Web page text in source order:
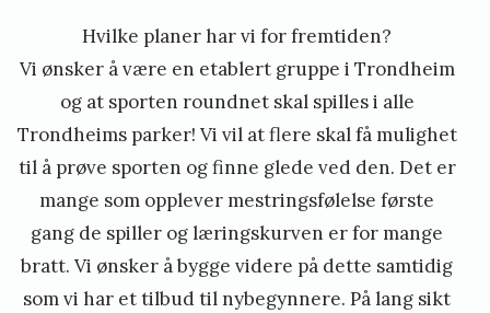
Hvilke planer har vi for fremtiden?
Vi ønsker å være en etablert gruppe i Trondheim
og at sporten roundnet skal spilles i alle
Trondheims parker! Vi vil at flere skal få mulighet
til å prøve sporten og finne glede ved den. Det er
mange som opplever mestringsfølelse første
gang de spiller og læringskurven er for mange
bratt. Vi ønsker å bygge videre på dette samtidig
som vi har et tilbud til nybegynnere. På lang sikt